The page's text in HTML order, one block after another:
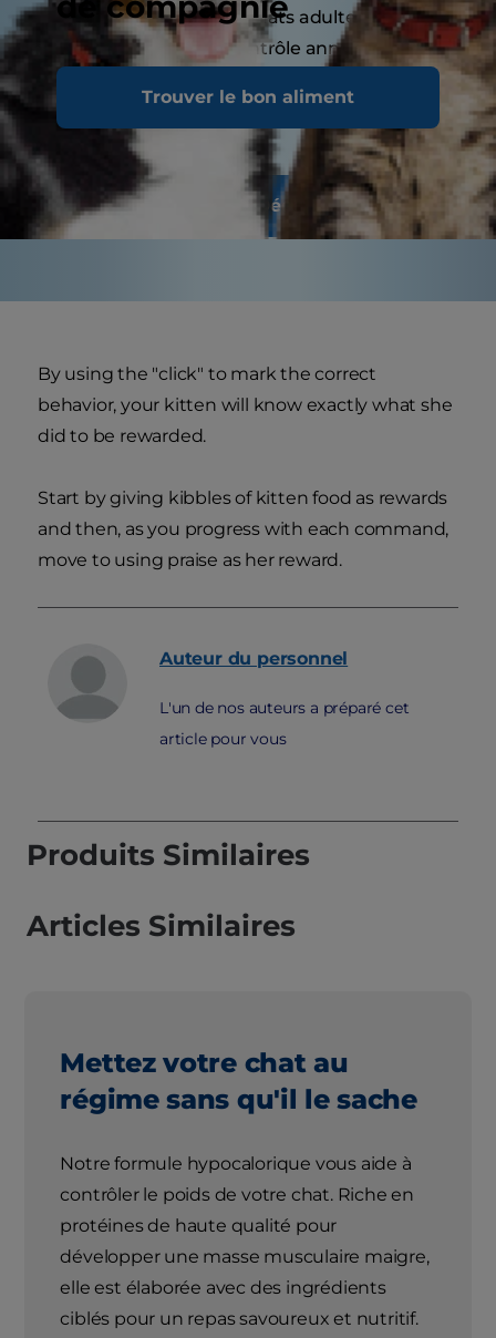
Trouver le bon aliment
année. Les chats adultes bénéficient
généralement d'un contrôle annuel, tandis que
les chats âgés ou ayant des besoins spécifiques
peuvent nécessiter des visites plus fréquentes.
Découvrir la nutrition
By using the "click" to mark the correct
behavior, your kitten will know exactly what she
did to be rewarded.
Start by giving kibbles of kitten food as rewards
and then, as you progress with each command,
move to using praise as her reward.
Auteur du personnel
L'un de nos auteurs a préparé cet
article pour vous
Produits Similaires
Articles Similaires
Mettez votre chat au
régime sans qu'il le sache
Notre formule hypocalorique vous aide à
contrôler le poids de votre chat. Riche en
protéines de haute qualité pour
développer une masse musculaire maigre,
elle est élaborée avec des ingrédients
ciblés pour un repas savoureux et nutritif.